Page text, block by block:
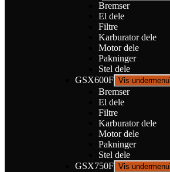
Bremser
El dele
Filtre
Karburator dele
Motor dele
Pakninger
Stel dele
GSX600F Vis undermenu
Bremser
El dele
Filtre
Karburator dele
Motor dele
Pakninger
Stel dele
GSX750F Vis undermenu